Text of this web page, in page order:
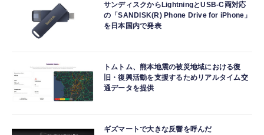
サンディスクからLightningとUSB-C両対応
の「SANDISK(R) Phone Drive for iPhone」
を日本国内で発表
トムトム、熊本地震の被災地域における復
旧・復興活動を支援するためリアルタイム交
通データを提供
ギズマートで大きな反響を呼んだ